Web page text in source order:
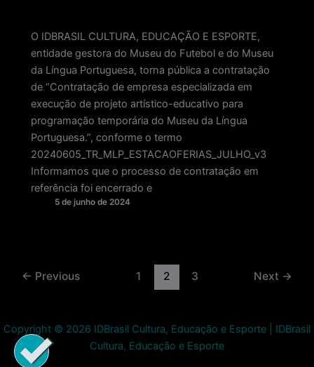
O IDBRASIL CULTURA, EDUCAÇÃO E ESPORTE,
entidade gestora do Museu do Futebol e do Museu
da Língua Portuguesa, torna pública a contratação
de “Contratação de empresa especializada em
execução de projeto artístico-educativo para
programação temporária do Museu da Língua
Portuguesa.”, conforme o termo
20240605_TR_MLP_ESTACAOFERIAS_JULHO_v3
Informamos que o processo de contratação em
referência foi encerrado e
5 de junho de 2024
Paginação
← Previous 1 2 3 Next →
Copyright © 2026 IDBrasil Cultura, Educação e Esporte | IDBrasil
Cultura, Educação e Esporte